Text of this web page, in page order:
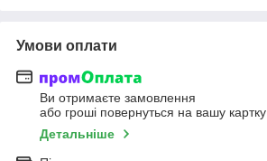
Умови оплати
Ви отримаєте замовлення
або гроші повернуться на вашу картку
Детальніше